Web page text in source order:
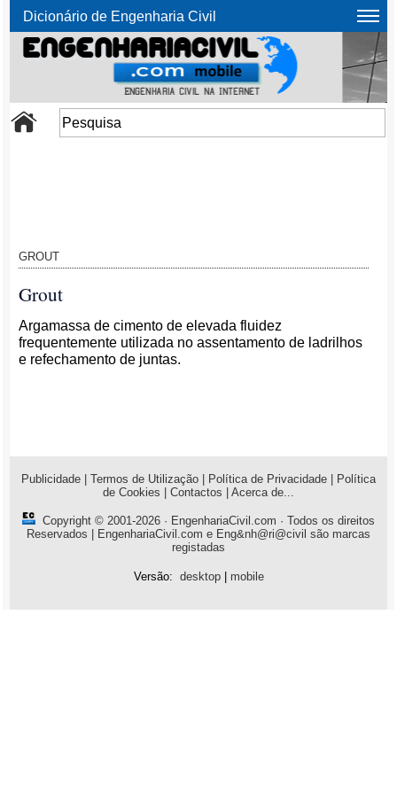
Dicionário de Engenharia Civil
GROUT
Grout
Argamassa de cimento de elevada fluidez
frequentemente utilizada no assentamento de ladrilhos
e refechamento de juntas.
Publicidade Termos de Utilização Política de Privacidade
Política
de Cookies
Contactos Acerca de...
Copyright © 2001-2026 · EngenhariaCivil.com · Todos os direitos
Reservados | EngenhariaCivil.com e Eng&nh@ri@civil são marcas
registadas
Versão: desktop| mobile